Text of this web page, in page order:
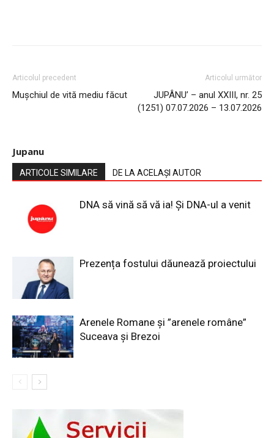
Articolul precedent
Mușchiul de vită mediu făcut
Articolul următor
JUPÂNU’ – anul XXIII, nr. 25
(1251) 07.07.2026 – 13.07.2026
Jupanu
ARTICOLE SIMILARE DE LA ACELAȘI AUTOR
DNA să vină să vă ia! Și DNA-ul a venit
Prezența fostului dăunează proiectului
Arenele Romane și ”arenele române”
Suceava și Brezoi